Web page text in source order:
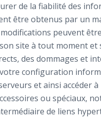
de la fiabilité des
être obtenus par un
peuvent
site à tout moment et
des dommages et
configuration
et ainsi accéder
ou spéciaux,
de liens